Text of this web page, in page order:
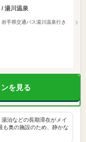
湯川温泉
手県交通バス湯川温泉行き
を見る
治などの長期滞在がメイ
も奥の施設のため、静かな